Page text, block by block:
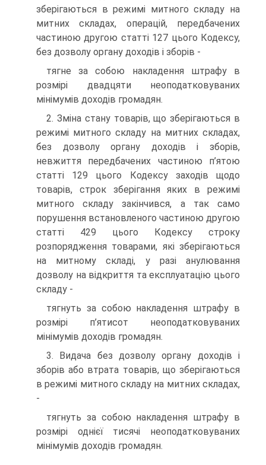
зберігаються в режимі митного складу на
митних складах, операцій, передбачених
частиною другою статті 127 цього Кодексу,
без дозволу органу доходів і зборів -
тягне за собою накладення штрафу в
розмірі двадцяти неоподатковуваних
мінімумів доходів громадян.
2. Зміна стану товарів, що зберігаються в
режимі митного складу на митних складах,
без дозволу органу доходів і зборів,
невжиття передбачених частиною п’ятою
статті 129 цього Кодексу заходів щодо
товарів, строк зберігання яких в режимі
митного складу закінчився, а так само
порушення встановленого частиною другою
статті 429 цього Кодексу строку
розпорядження товарами, які зберігаються
на митному складі, у разі анулювання
дозволу на відкриття та експлуатацію цього
складу -
тягнуть за собою накладення штрафу в
розмірі п’ятисот неоподатковуваних
мінімумів доходів громадян.
3. Видача без дозволу органу доходів і
зборів або втрата товарів, що зберігаються
в режимі митного складу на митних складах,
-
тягнуть за собою накладення штрафу в
розмірі однієї тисячі неоподатковуваних
мінімумів доходів громадян.